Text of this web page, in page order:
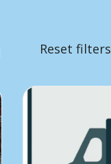
Reset filters